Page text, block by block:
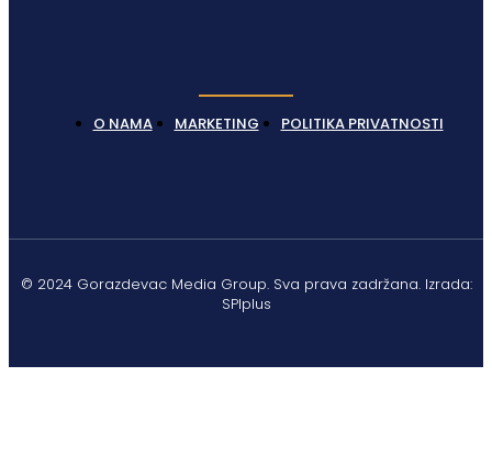
O NAMA MARKETING POLITIKA PRIVATNOSTI
© 2024 Gorazdevac Media Group. Sva prava zadržana. Izrada:
SPIplus